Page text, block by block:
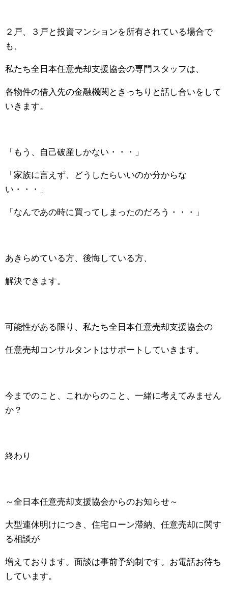
２戸、３戸と投資マンションを所有されている場合で
も、
私たち全日本任意売却支援協会の専門スタッフは、
各物件の借入先の金融機関ときっちりと話し合いをして
いきます。
「もう、自己破産しかない・・・」
「家族に言えず、どうしたらいいのか分からな
い・・・」
「なんであの時に買ってしまったのだろう・・・」
あきらめている方、後悔している方、
解決できます。
可能性がある限り、私たち全日本任意売却支援協会の
任意売却コンサルタントはサポートしていきます。
今までのこと、これからのこと、一緒に考えてみません
か？
終わり
～全日本任意売却支援協会からのお知らせ～
大型連休明けにつき、住宅ローン滞納、任意売却に関す
る相談が
増えております。面談は事前予約制です。お電話お待ち
しています。